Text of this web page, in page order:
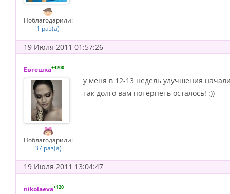
Поблагодарили:
1 раз(а)
19 Июля 2011 01:57:26
Евгешка+4200
Поблагодарили:
37 раз(а)
у меня в 12-13 недель улучшения
так долго вам потерпеть осталось! :))
19 Июля 2011 13:04:47
nikolaeva+120